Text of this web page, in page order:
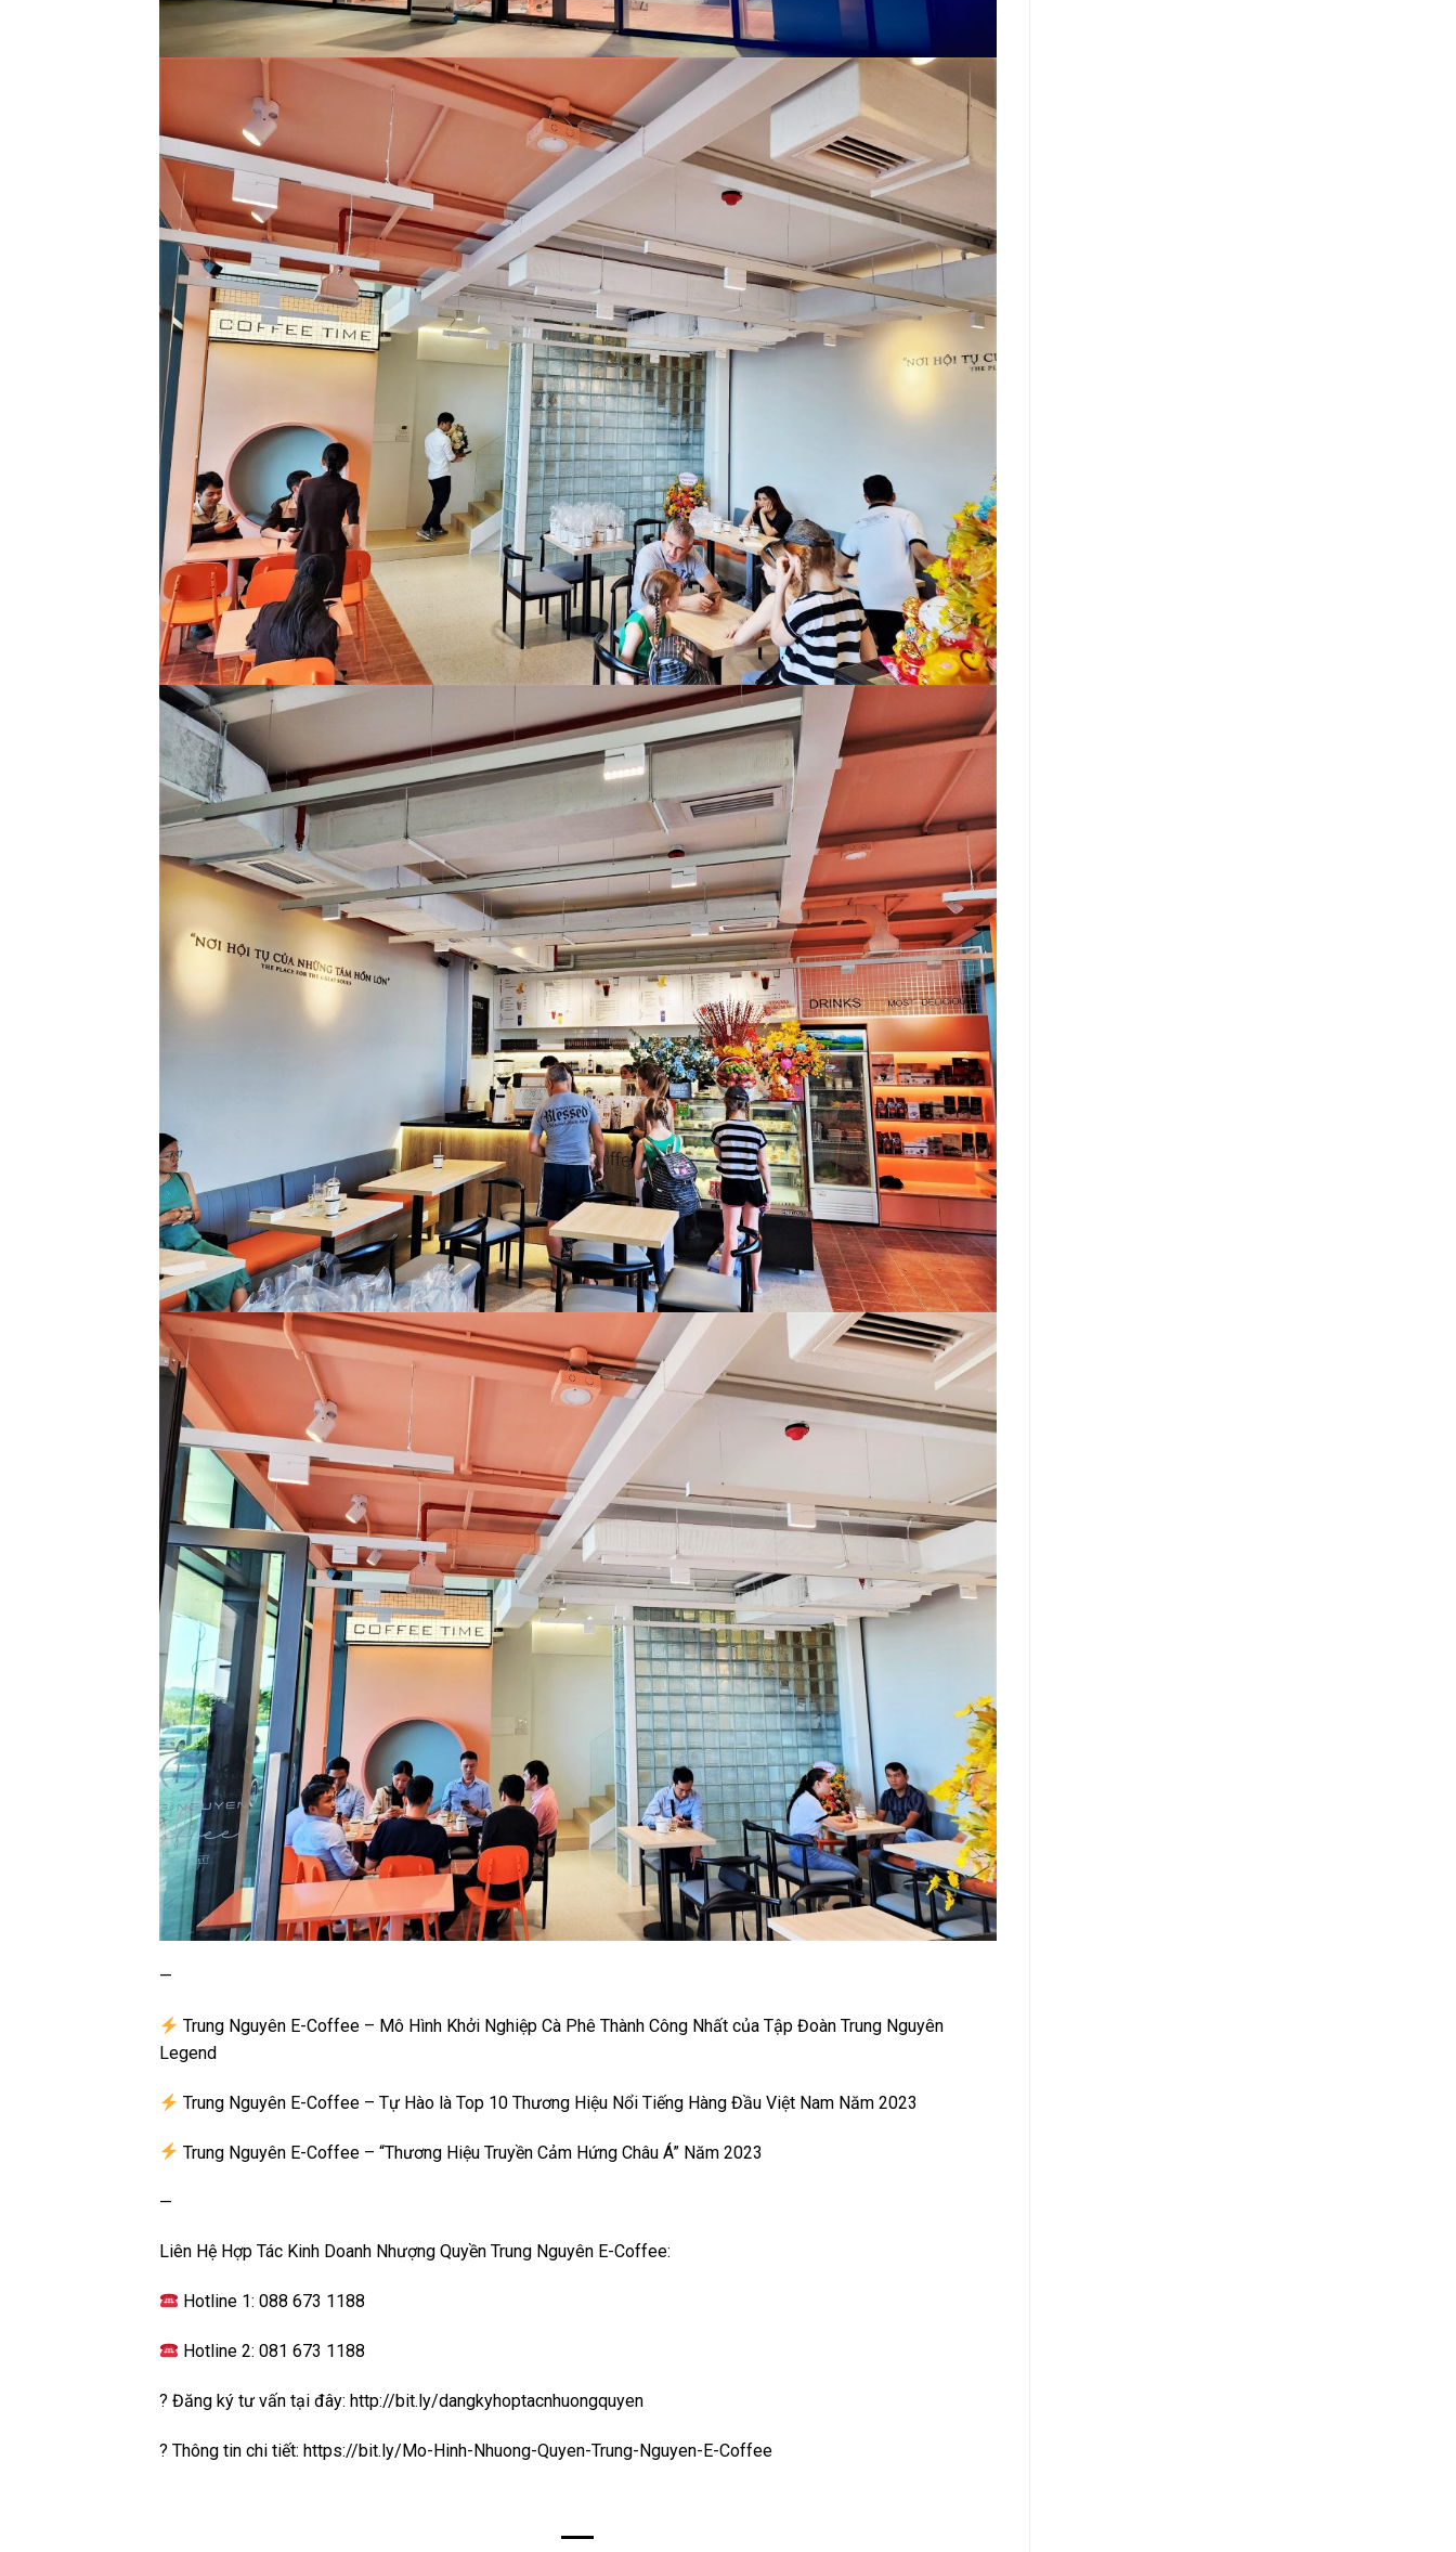
—
Trung Nguyên E-Coffee – Mô Hình Khởi Nghiệp Cà Phê Thành Công Nhất của Tập Đoàn Trung Nguyên
Legend
Trung Nguyên E-Coffee – Tự Hào là Top 10 Thương Hiệu Nổi Tiếng Hàng Đầu Việt Nam Năm 2023
Trung Nguyên E-Coffee – “Thương Hiệu Truyền Cảm Hứng Châu Á” Năm 2023
—
Liên Hệ Hợp Tác Kinh Doanh Nhượng Quyền Trung Nguyên E-Coffee:
Hotline 1: 088 673 1188
Hotline 2: 081 673 1188
? Đăng ký tư vấn tại đây: http://bit.ly/dangkyhoptacnhuongquyen
? Thông tin chi tiết: https://bit.ly/Mo-Hinh-Nhuong-Quyen-Trung-Nguyen-E-Coffee